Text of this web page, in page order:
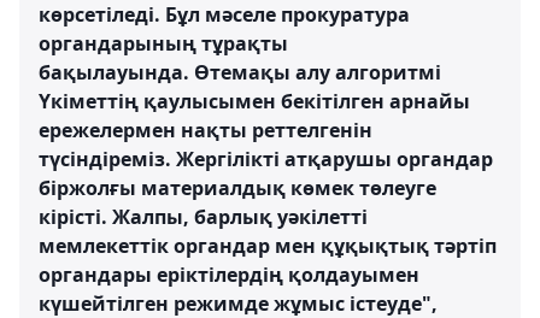
көрсетіледі. Бұл мәселе прокуратура
органдарының тұрақты
бақылауында. Өтемақы алу алгоритмі
Үкіметтің қаулысымен бекітілген арнайы
ережелермен нақты реттелгенін
түсіндіреміз. Жергілікті атқарушы органдар
біржолғы материалдық көмек төлеуге
кірісті. Жалпы, барлық уәкілетті
мемлекеттік органдар мен құқықтық тәртіп
органдары еріктілердің қолдауымен
күшейтілген режимде жұмыс істеуде",